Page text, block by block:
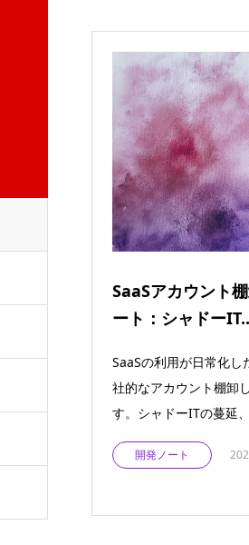
SaaSアカウント
ート：シャドー
SaaSの利用が日常化
社的なアカウント棚卸
す。シャドーITの蔓延
開発ノート